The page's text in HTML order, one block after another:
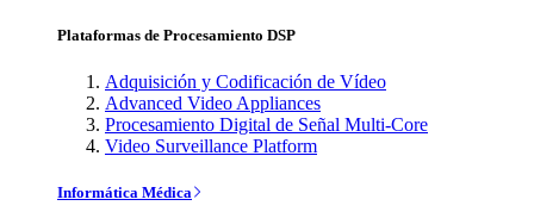
Plataformas de Procesamiento DSP
Adquisición y Codificación de Vídeo
Advanced Video Appliances
Procesamiento Digital de Señal Multi-Core
Video Surveillance Platform
Informática Médica